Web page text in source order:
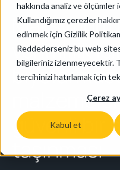
hakkında analiz ve ölçümler
Kullandığımız çerezler
edinmek için Gizlilik
Reddederseniz bu web
bilgileriniz izlenmeyecektir.
tercihinizi hatırlamak için
Çerez
Kabul et
Maksimum
verimlilik
güvenli bir
taşınması